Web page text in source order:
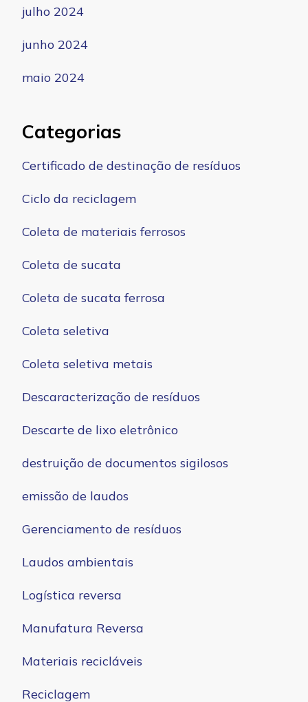
julho 2024
junho 2024
maio 2024
Categorias
Certificado de destinação de resíduos
Ciclo da reciclagem
Coleta de materiais ferrosos
Coleta de sucata
Coleta de sucata ferrosa
Coleta seletiva
Coleta seletiva metais
Descaracterização de resíduos
Descarte de lixo eletrônico
destruição de documentos sigilosos
emissão de laudos
Gerenciamento de resíduos
Laudos ambientais
Logística reversa
Manufatura Reversa
Materiais recicláveis
Reciclagem